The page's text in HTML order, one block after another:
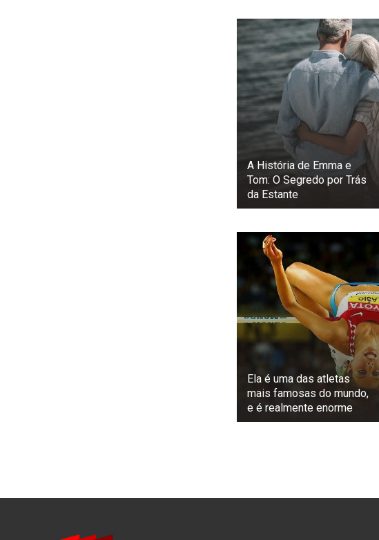
A História de Emma e
Tom: O Segredo por Trás
da Estante
Ela é uma das atletas
mais famosas do mundo,
e é realmente enorme